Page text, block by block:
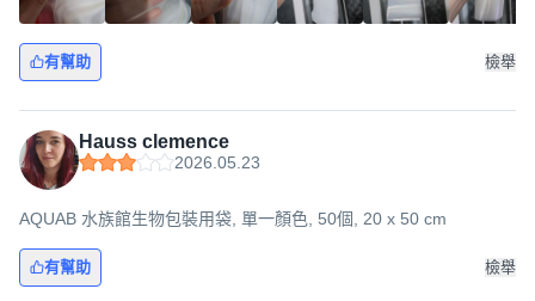
有幫助 檢舉
Hauss clemence
2026.05.23
AQUAB 水族館生物包裝用袋, 單一顏色, 50個, 20 x 50 cm
有幫助 檢舉